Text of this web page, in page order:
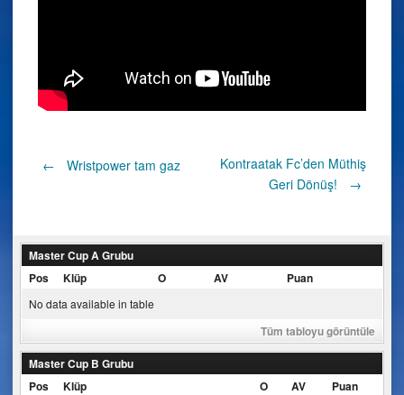
Post
← Wristpower tam gaz
Kontraatak Fc’den Müthiş
Geri Dönüş!
→
Master Cup A Grubu
Pos
Klüp O AV Puan
No data available in table
Tüm tabloyu görüntüle
Master Cup B Grubu
Pos
Klüp O AV Puan